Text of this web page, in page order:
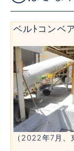
ベルﾄコンベ
（2022年7月、